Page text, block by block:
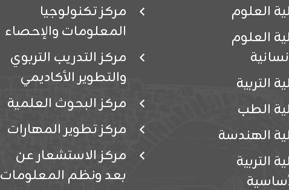
العلوم
العلوم
التربية
الطب
الهندسة
التربية
مركز تكنولوجيا
المعلومات والإحصاء
مركز التدريب التربوي
والتطوير الأكاديمي
مركز البحوث العلمية
مركز تطوير المهارات
مركز الاستشعار عن
بعد ونظم المعلومات